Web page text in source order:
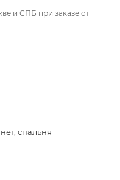
и СПБ при заказе от
спальня